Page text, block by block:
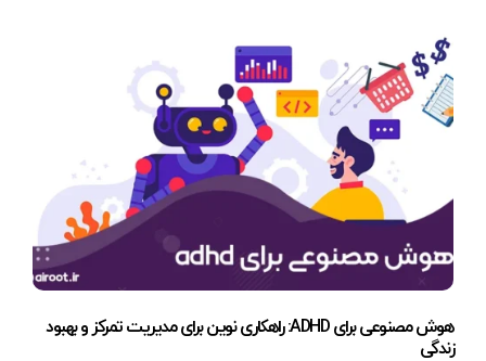
هوش مصنوعی برای ADHD: راهکاری نوین برای مدیریت تمرکز و بهبود
زندگی